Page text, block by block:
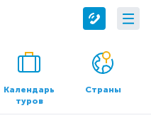
О компании
О нас
Контакты
Календарь
туров
Страны